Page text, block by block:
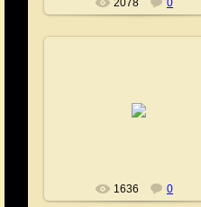
2078 0
1636 0